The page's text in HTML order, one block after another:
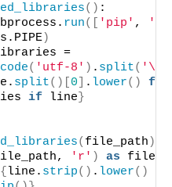
() :
run([ 'pip' ,
)
=
( 'utf-8' ) . split( '\n'
split()[ 0 . lower() for
if line }
( file_path )
'r' ) as file:
{ line. strip() . lower()